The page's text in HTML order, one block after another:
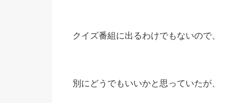
クイズ番組に出るわけでもないので、
別にどうでもいいかと思っていたが、